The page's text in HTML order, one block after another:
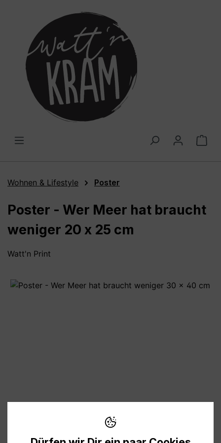
Wohnen & Lifestyle Poster
Poster - Wer Meer hat braucht
weniger 20 x 25 cm
Watt'n Print
Bildergalerie überspringen
Preise inkl. MwSt. zzgl. Versandkosten